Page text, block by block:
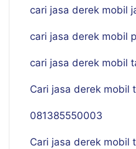
cari jasa derek mobil
cari jasa derek mobil
cari jasa derek mobil
Cari jasa derek mobil
081385550003
Cari jasa derek mobil